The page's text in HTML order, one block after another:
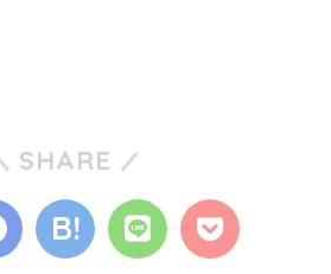
SHARE